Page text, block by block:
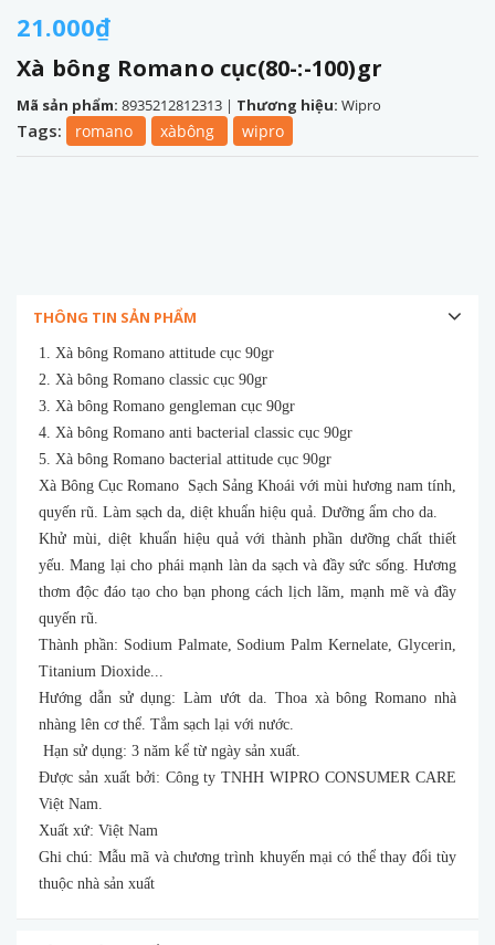
21.000₫
Xà bông Romano cục(80-:-100)gr
Mã sản phẩm: 8935212812313 | Thương hiệu: Wipro
Tags: romano xàbông wipro
THÔNG TIN SẢN PHẨM
1. Xà bông Romano attitude cục 90gr
2. Xà bông Romano classic cục 90gr
3. Xà bông Romano gengleman cục 90gr
4. Xà bông Romano anti bacterial classic cục 90gr
5. Xà bông Romano bacterial attitude cục 90gr
Xà Bông Cục Romano Sạch Sảng Khoái với mùi hương nam tính,
quyến rũ. Làm sạch da, diệt khuẩn hiệu quả. Dưỡng ẩm cho da.
Khử mùi, diệt khuẩn hiệu quả với thành phần dưỡng chất thiết
yếu. Mang lại cho phái mạnh làn da sạch và đầy sức sống. Hương
thơm độc đáo tạo cho bạn phong cách lịch lãm, mạnh mẽ và đầy
quyến rũ.
Thành phần: Sodium Palmate, Sodium Palm Kernelate, Glycerin,
Titanium Dioxide...
Hướng dẫn sử dụng: Làm ướt da. Thoa xà bông Romano nhà
nhàng lên cơ thể. Tắm sạch lại với nước.
Hạn sử dụng: 3 năm kể từ ngày sản xuất.
Được sản xuất bởi: Công ty TNHH WIPRO CONSUMER CARE
Việt Nam.
Xuất xứ: Việt Nam
Ghi chú: Mẫu mã và chương trình khuyến mại có thể thay đổi tùy
thuộc nhà sản xuất